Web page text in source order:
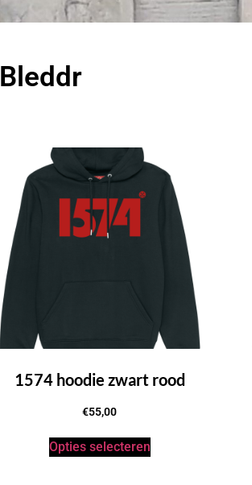
Bleddr
1574 hoodie zwart rood
€55,00
Opties selecteren